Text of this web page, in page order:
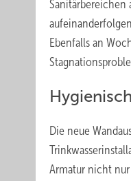
Sanitärbereichen
Ebenfalls an
Die neue
Armatur nicht